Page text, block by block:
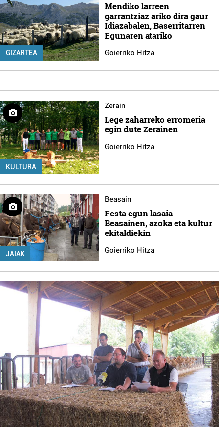
GIZARTEA
Mendiko larreen
garrantziaz ariko dira gaur
Idiazabalen, Baserritarren
Egunaren atariko
Goierriko Hitza
KULTURA
Zerain
Lege zaharreko erromeria
egin dute Zerainen
Goierriko Hitza
JAIAK
Beasain
Festa egun lasaia
Beasainen, azoka eta kultur
ekitaldiekin
Goierriko Hitza